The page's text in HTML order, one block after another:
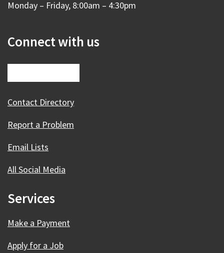
Monday – Friday, 8:00am – 4:30pm
Connect with us
Contact Directory
Report a Problem
Email Lists
All Social Media
Services
Make a Payment
Apply for a Job